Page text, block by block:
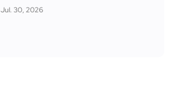
Jul. 30, 2026